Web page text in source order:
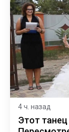
4 ч. назад
Этот